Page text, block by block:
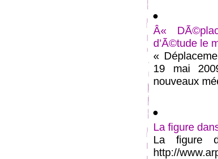
Â«
d’Ã©tude le
«
19 mai
nouveaux
La figure
La figure
http://